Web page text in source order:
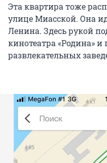
Эта квартира тоже
улице Миасской. Она
Ленина. Здесь рукой
кинотеатра «Родина»
развлекательных